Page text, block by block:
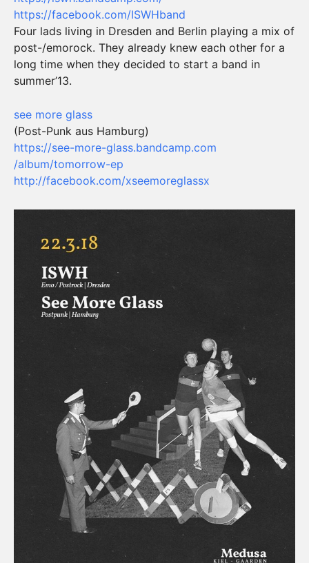
https://facebook.com/ISWHband
Four lads living in Dresden and Berlin playing a mix of
post-/emorock. They already knew each other for a
long time when they decided to start a band in
summer’13.
see more glass
(Post-Punk aus Hamburg)
https://see-more-glass.bandcamp.com
/album/tomorrow-ep
http://facebook.com/xseemoreglassx